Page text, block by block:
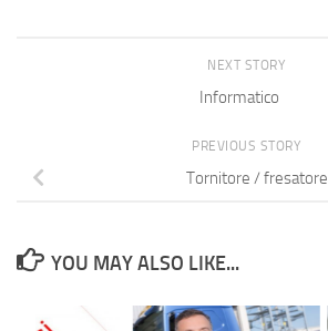
NEXT STORY
Informatico
PREVIOUS STORY
Tornitore / fresatore
YOU MAY ALSO LIKE...